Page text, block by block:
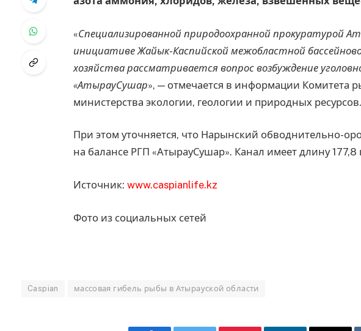
«Специализированной природоохранной прокуратурой
инициативе Жайык-Каспийской межобластной
хозяйства рассматривается вопрос возбуждение
«АтырауСушар», — отмечается в информации Комитета
министерства экологии, геологии и природных ресурсов.
При этом уточняется, что Нарынский обводнительно-
на балансе РГП «АтырауСушар». Канал имеет длину
Источник: www.caspianlife.kz
Фото из социальных сетей
Caspian массовая гибель рыбы в Атырауской области